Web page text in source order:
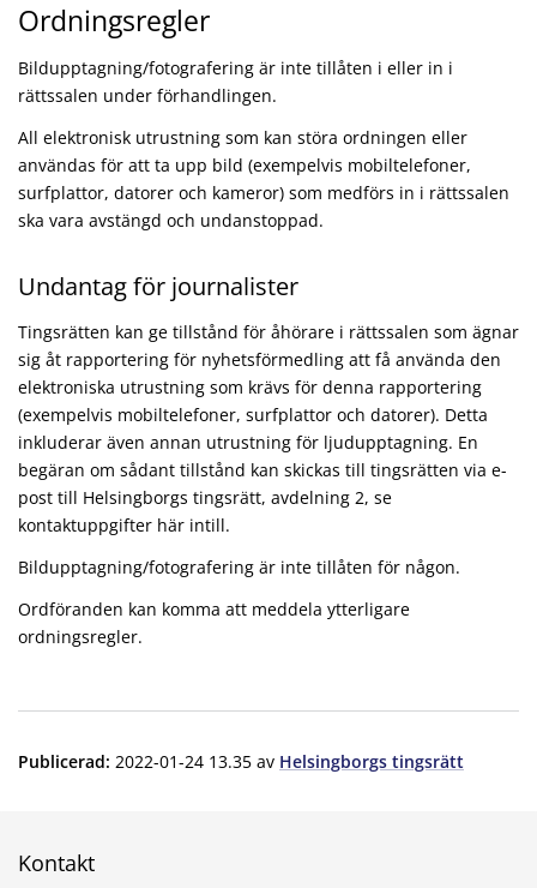
Ordningsregler
Bildupptagning/fotografering är inte tillåten i eller in i
rättssalen under förhandlingen.
All elektronisk utrustning som kan störa ordningen eller
användas för att ta upp bild (exempelvis mobiltelefoner,
surfplattor, datorer och kameror) som medförs in i rättssalen
ska vara avstängd och undanstoppad.
Undantag för journalister
Tingsrätten kan ge tillstånd för åhörare i rättssalen som ägnar
sig åt rapportering för nyhetsförmedling att få använda den
elektroniska utrustning som krävs för denna rapportering
(exempelvis mobiltelefoner, surfplattor och datorer). Detta
inkluderar även annan utrustning för ljudupptagning. En
begäran om sådant tillstånd kan skickas till tingsrätten via e-
post till Helsingborgs tingsrätt, avdelning 2, se
kontaktuppgifter här intill.
Bildupptagning/fotografering är inte tillåten för någon.
Ordföranden kan komma att meddela ytterligare
ordningsregler.
Publicerad: 2022-01-24 13.35 av Helsingborgs tingsrätt
Kontakt